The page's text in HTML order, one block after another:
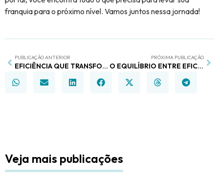
franquia para o próximo nível. Vamos juntos nessa jornada!
PUBLICAÇÃO ANTERIOR
EFICIÊNCIA QUE TRANSFORMA: O NOVO PARADIGMA NAS REDES DE FARMÁCIAS
PRÓXIMA PUBLICAÇÃO
O EQUILÍBRIO ENTRE EFICIÊNCIA OPERACIONAL E PROCESSOS CORPORATIVOS
Veja mais publicações